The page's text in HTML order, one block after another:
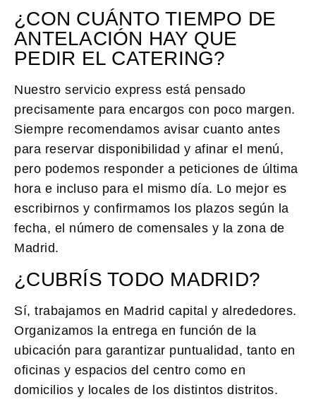
¿CON CUÁNTO TIEMPO DE
ANTELACIÓN HAY QUE
PEDIR EL CATERING?
Nuestro servicio express está pensado
precisamente para encargos con poco margen.
Siempre recomendamos avisar cuanto antes
para reservar disponibilidad y afinar el menú,
pero podemos responder a peticiones de última
hora e incluso para el mismo día. Lo mejor es
escribirnos y confirmamos los plazos según la
fecha, el número de comensales y la zona de
Madrid.
¿CUBRÍS TODO MADRID?
Sí, trabajamos en Madrid capital y alrededores.
Organizamos la entrega en función de la
ubicación para garantizar puntualidad, tanto en
oficinas y espacios del centro como en
domicilios y locales de los distintos distritos.